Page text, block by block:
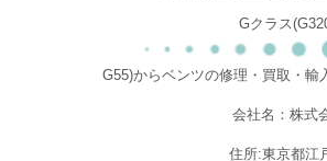
Gクラス
G55)からベンツの修理・買取・輸
会社名：株式
住所:東京都江